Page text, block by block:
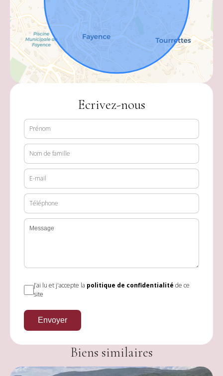
Ecrivez-nous
J’ai lu et j'accepte la politique de confidentialité de ce
site
Envoyer
Biens similaires